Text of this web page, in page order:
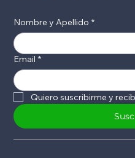
Nombre y Apellido *
Email *
Quiero suscribirme y